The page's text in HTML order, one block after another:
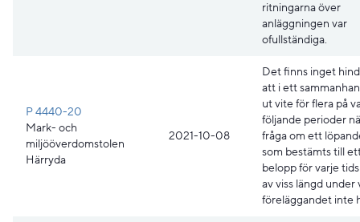
ritningarna över
anläggningen var
ofullständiga.
P 4440-20
Mark- och
miljööverdomstolen
Härryda
2021-10-08
Det finns inget
att i ett
ut vite för flera på
följande perioder
fråga om ett
som bestämts till
belopp för varje
av viss längd under
föreläggandet inte